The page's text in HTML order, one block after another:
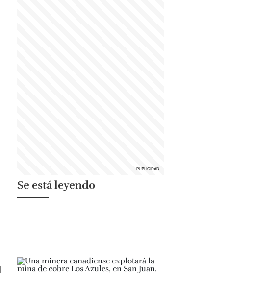
Se está leyendo